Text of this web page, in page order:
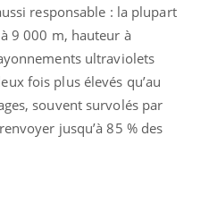
responsable : la plupart
9 000 m, hauteur à
ultraviolets
fois plus élevés qu’au
souvent survolés par
jusqu’à 85 % des